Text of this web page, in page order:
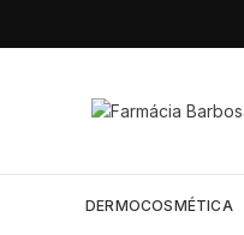
DERMOCOSMÉTICA